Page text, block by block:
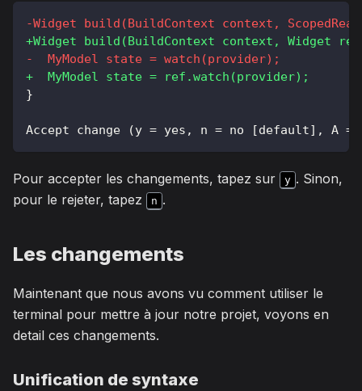
-Widget build(BuildContext context,
+Widget build(BuildContext context, Widget
-
  MyModel state = watch(provider);
+
  MyModel state = ref.watch(provider);
}
Accept change (y = yes, n = no [default], A
Pour accepter les changements, tapez sur y . Sinon,
pour le rejeter, tapez
n .
Les changements
Maintenant que nous avons vu comment utiliser le
terminal pour mettre à jour notre projet, voyons en
detail ces changements.
Unification de syntaxe